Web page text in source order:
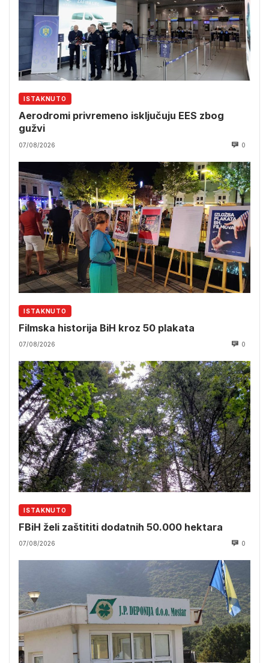
ISTAKNUTO
Aerodromi privremeno isključuju EES zbog
gužvi
07/08/2026 0
ISTAKNUTO
Filmska historija BiH kroz 50 plakata
07/08/2026 0
ISTAKNUTO
FBiH želi zaštititi dodatnih 50.000 hektara
07/08/2026 0